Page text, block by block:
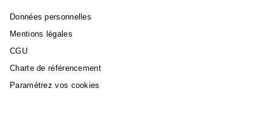
Données personnelles
Mentions légales
CGU
Charte de référencement
Paramétrez vos cookies